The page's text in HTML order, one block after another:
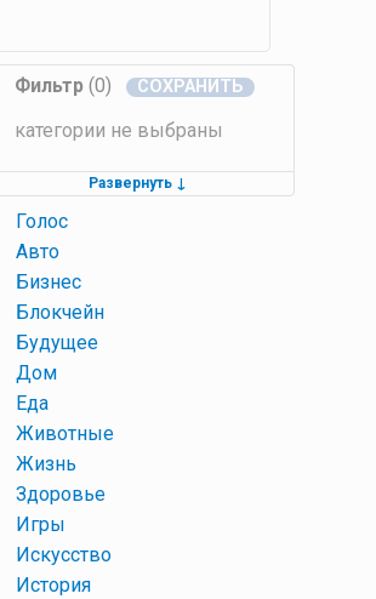
Фильтр (0)
категории не выбраны
Развернуть↓
Голос
Авто
Бизнес
Блокчейн
Будущее
Дом
Еда
Животные
Жизнь
Здоровье
Игры
Искусство
История